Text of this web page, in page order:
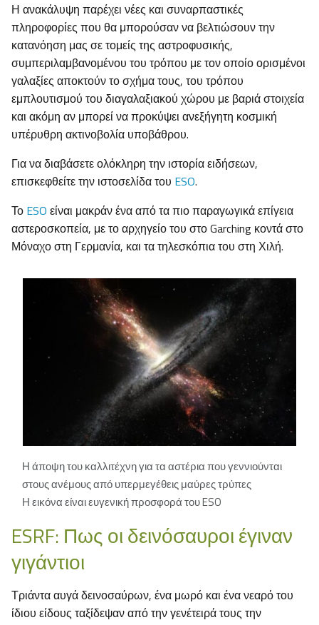
Η ανακάλυψη παρέχει νέες και συναρπαστικές
πληροφορίες που θα μπορούσαν να βελτιώσουν την
κατανόηση μας σε τομείς της αστροφυσικής,
συμπεριλαμβανομένου του τρόπου με τον οποίο ορισμένοι
γαλαξίες αποκτούν το σχήμα τους, του τρόπου
εμπλουτισμού του διαγαλαξιακού χώρου με βαριά στοιχεία
και ακόμη αν μπορεί να προκύψει ανεξήγητη κοσμική
υπέρυθρη ακτινοβολία υποβάθρου.
Για να διαβάσετε ολόκληρη την ιστορία ειδήσεων,
επισκεφθείτε την ιστοσελίδα του ESO.
Το ESO είναι μακράν ένα από τα πιο παραγωγικά επίγεια
αστεροσκοπεία, με το αρχηγείο του στο Garching κοντά στο
Μόναχο στη Γερμανία, και τα τηλεσκόπια του στη Χιλή.
Η άποψη του καλλιτέχνη για τα αστέρια που γεννιούνται
στους ανέμους από υπερμεγέθεις μαύρες τρύπες
Η εικόνα είναι ευγενική προσφορά του ESO
ESRF: Πως οι δεινόσαυροι έγιναν
γιγάντιοι
Τριάντα αυγά δεινοσαύρων, ένα μωρό και ένα νεαρό του
ίδιου είδους ταξίδεψαν από την γενέτειρά τους την